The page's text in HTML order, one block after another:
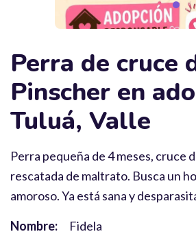
Perra de cruce
Pinscher en
Tuluá, Valle
Perra pequeña de 4 meses, cruce
rescatada de maltrato. Busca un
amoroso. Ya está sana y
Nombre:
Fidela